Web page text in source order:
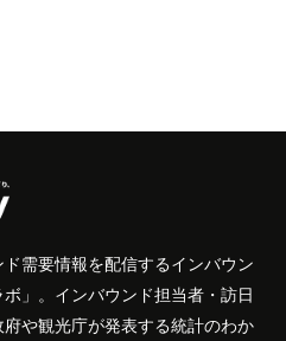
需要情報を配信するインバウン
」。インバウンド担当者・訪日
や観光庁が発表する統計のわか